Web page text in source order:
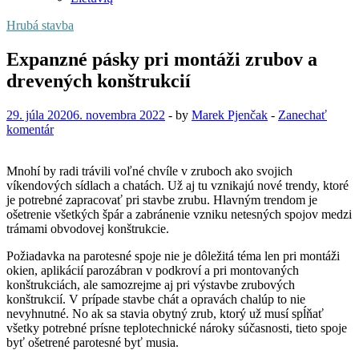
Hrubá stavba
Expanzné pásky pri montáži zrubov a
drevených konštrukcií
29. júla 20206. novembra 2022 - by Marek Pjenčak - Zanechať
komentár
Mnohí by radi trávili voľné chvíle v zruboch ako svojich
víkendových sídlach a chatách. Už aj tu vznikajú nové trendy, ktoré
je potrebné zapracovať pri stavbe zrubu. Hlavným trendom je
ošetrenie všetkých špár a zabránenie vzniku netesných spojov medzi
trámami obvodovej konštrukcie.
Požiadavka na parotesné spoje nie je dôležitá téma len pri montáži
okien, aplikácií parozábran v podkroví a pri montovaných
konštrukciách, ale samozrejme aj pri výstavbe zrubových
konštrukcií. V prípade stavbe chát a opravách chalúp to nie
nevyhnutné. No ak sa stavia obytný zrub, ktorý už musí spĺňať
všetky potrebné prísne teplotechnické nároky súčasnosti, tieto spoje
byť ošetrené parotesné byť musia.